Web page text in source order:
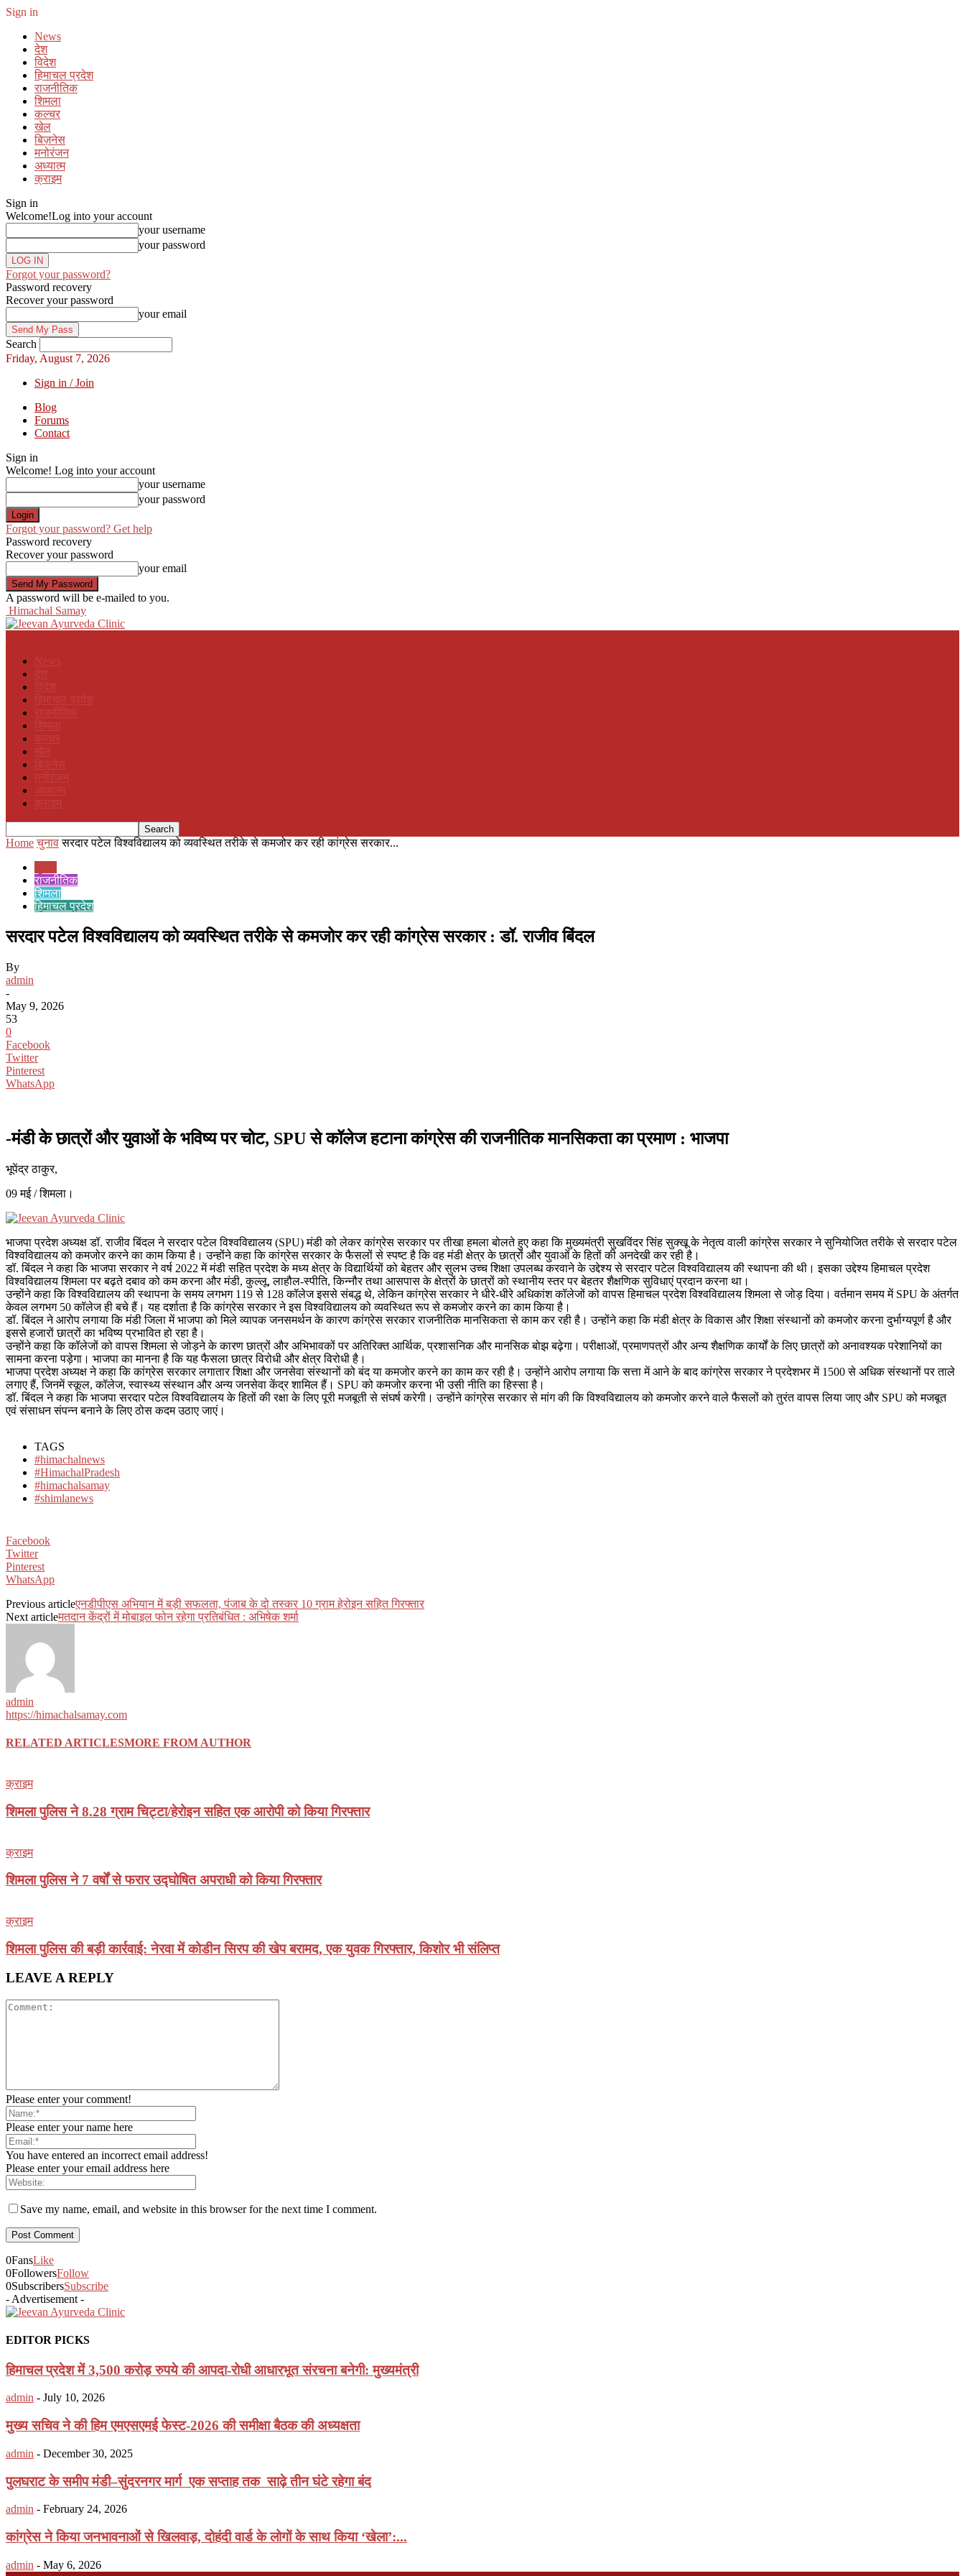
Sign in
News
देश
विदेश
हिमाचल प्रदेश
राजनीतिक
शिमला
कल्चर
खेल
बिज़नेस
मनोरंजन
अध्यात्म
क्राइम
Sign in
Welcome!Log into your account
your username
your password
Forgot your password?
Password recovery
Recover your password
your email
Search
Friday, August 7, 2026
Sign in / Join
Blog
Forums
Contact
Sign in
Welcome! Log into your account
your username
your password
Forgot your password? Get help
Password recovery
Recover your password
your email
A password will be e-mailed to you.
Himachal Samay
Home चुनाव सरदार पटेल विश्वविद्यालय को व्यवस्थित तरीके से कमजोर कर रही कांग्रेस सरकार...
राजनीतिक
शिमला
हिमाचल प्रदेश
सरदार पटेल विश्वविद्यालय को व्यवस्थित तरीके से कमजोर कर रही कांग्रेस सरकार : डॉ. राजीव बिंदल
By
admin
-
May 9, 2026
53
0
Facebook
Twitter
Pinterest
WhatsApp
-मंडी के छात्रों और युवाओं के भविष्य पर चोट, SPU से कॉलेज हटाना कांग्रेस की राजनीतिक मानसिकता का प्रमाण : भाजपा
भूपेंद्र ठाकुर,
09 मई / शिमला।
भाजपा प्रदेश अध्यक्ष डॉ. राजीव बिंदल ने सरदार पटेल विश्वविद्यालय (SPU) मंडी को लेकर कांग्रेस सरकार पर तीखा हमला बोलते हुए कहा कि मुख्यमंत्री सुखविंदर सिंह सुक्खू के नेतृत्व वाली कांग्रेस सरकार ने सुनियोजित तरीके से सरदार पटेल
विश्वविद्यालय को कमजोर करने का काम किया है। उन्होंने कहा कि कांग्रेस सरकार के फैसलों से स्पष्ट है कि वह मंडी क्षेत्र के छात्रों और युवाओं के हितों की अनदेखी कर रही है।
डॉ. बिंदल ने कहा कि भाजपा सरकार ने वर्ष 2022 में मंडी सहित प्रदेश के मध्य क्षेत्र के विद्यार्थियों को बेहतर और सुलभ उच्च शिक्षा उपलब्ध करवाने के उद्देश्य से सरदार पटेल विश्वविद्यालय की स्थापना की थी। इसका उद्देश्य हिमाचल प्रदेश
विश्वविद्यालय शिमला पर बढ़ते दबाव को कम करना और मंडी, कुल्लू, लाहौल-स्पीति, किन्नौर तथा आसपास के क्षेत्रों के छात्रों को स्थानीय स्तर पर बेहतर शैक्षणिक सुविधाएं प्रदान करना था।
उन्होंने कहा कि विश्वविद्यालय की स्थापना के समय लगभग 119 से 128 कॉलेज इससे संबद्ध थे, लेकिन कांग्रेस सरकार ने धीरे-धीरे अधिकांश कॉलेजों को वापस हिमाचल प्रदेश विश्वविद्यालय शिमला से जोड़ दिया। वर्तमान समय में SPU के अंतर्गत
केवल लगभग 50 कॉलेज ही बचे हैं। यह दर्शाता है कि कांग्रेस सरकार ने इस विश्वविद्यालय को व्यवस्थित रूप से कमजोर करने का काम किया है।
डॉ. बिंदल ने आरोप लगाया कि मंडी जिला में भाजपा को मिले व्यापक जनसमर्थन के कारण कांग्रेस सरकार राजनीतिक मानसिकता से काम कर रही है। उन्होंने कहा कि मंडी क्षेत्र के विकास और शिक्षा संस्थानों को कमजोर करना दुर्भाग्यपूर्ण है और
इससे हजारों छात्रों का भविष्य प्रभावित हो रहा है।
उन्होंने कहा कि कॉलेजों को वापस शिमला से जोड़ने के कारण छात्रों और अभिभावकों पर अतिरिक्त आर्थिक, प्रशासनिक और मानसिक बोझ बढ़ेगा। परीक्षाओं, प्रमाणपत्रों और अन्य शैक्षणिक कार्यों के लिए छात्रों को अनावश्यक परेशानियों का
सामना करना पड़ेगा। भाजपा का मानना है कि यह फैसला छात्र विरोधी और क्षेत्र विरोधी है।
भाजपा प्रदेश अध्यक्ष ने कहा कि कांग्रेस सरकार लगातार शिक्षा और जनसेवा संस्थानों को बंद या कमजोर करने का काम कर रही है। उन्होंने आरोप लगाया कि सत्ता में आने के बाद कांग्रेस सरकार ने प्रदेशभर में 1500 से अधिक संस्थानों पर ताले
लगाए हैं, जिनमें स्कूल, कॉलेज, स्वास्थ्य संस्थान और अन्य जनसेवा केंद्र शामिल हैं। SPU को कमजोर करना भी उसी नीति का हिस्सा है।
डॉ. बिंदल ने कहा कि भाजपा सरदार पटेल विश्वविद्यालय के हितों की रक्षा के लिए पूरी मजबूती से संघर्ष करेगी। उन्होंने कांग्रेस सरकार से मांग की कि विश्वविद्यालय को कमजोर करने वाले फैसलों को तुरंत वापस लिया जाए और SPU को मजबूत
एवं संसाधन संपन्न बनाने के लिए ठोस कदम उठाए जाएं।
TAGS
#himachalnews
#HimachalPradesh
#himachalsamay
#shimlanews
Facebook
Twitter
Pinterest
WhatsApp
Previous articleएनडीपीएस अभियान में बड़ी सफलता, पंजाब के दो तस्कर 10 ग्राम हेरोइन सहित गिरफ्तार
Next articleमतदान केंद्रों में मोबाइल फोन रहेगा प्रतिबंधित : अभिषेक शर्मा
admin
https://himachalsamay.com
RELATED ARTICLESMORE FROM AUTHOR
क्राइम
शिमला पुलिस ने 8.28 ग्राम चिट्टा/हेरोइन सहित एक आरोपी को किया गिरफ्तार
क्राइम
शिमला पुलिस ने 7 वर्षों से फरार उद्घोषित अपराधी को किया गिरफ्तार
क्राइम
शिमला पुलिस की बड़ी कार्रवाई: नेरवा में कोडीन सिरप की खेप बरामद, एक युवक गिरफ्तार, किशोर भी संलिप्त
LEAVE A REPLY
Please enter your comment!
Please enter your name here
You have entered an incorrect email address!
Please enter your email address here
Save my name, email, and website in this browser for the next time I comment.
0FansLike
0FollowersFollow
0SubscribersSubscribe
- Advertisement -
EDITOR PICKS
हिमाचल प्रदेश में 3,500 करोड़ रुपये की आपदा-रोधी आधारभूत संरचना बनेगी: मुख्यमंत्री
admin - July 10, 2026
मुख्य सचिव ने की हिम एमएसएमई फेस्ट-2026 की समीक्षा बैठक की अध्यक्षता
admin - December 30, 2025
पुलघराट के समीप मंडी–सुंदरनगर मार्ग एक सप्ताह तक साढ़े तीन घंटे रहेगा बंद
admin - February 24, 2026
कांग्रेस ने किया जनभावनाओं से खिलवाड़, दोहंदी वार्ड के लोगों के साथ किया ‘खेला’:...
admin - May 6, 2026